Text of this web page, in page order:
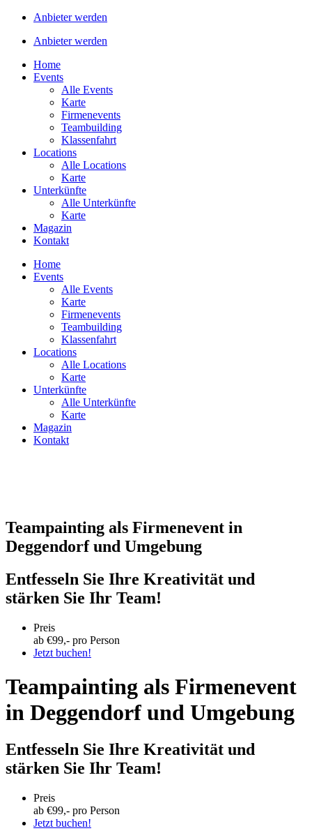
Anbieter werden
Anbieter werden
Home
Events
Alle Events
Karte
Firmenevents
Teambuilding
Klassenfahrt
Locations
Alle Locations
Karte
Unterkünfte
Alle Unterkünfte
Karte
Magazin
Kontakt
Home
Events
Alle Events
Karte
Firmenevents
Teambuilding
Klassenfahrt
Locations
Alle Locations
Karte
Unterkünfte
Alle Unterkünfte
Karte
Magazin
Kontakt
Teampainting als Firmenevent in
Deggendorf und Umgebung
Entfesseln Sie Ihre Kreativität und
stärken Sie Ihr Team!
Preis
ab €99,- pro Person
Jetzt buchen!
Teampainting als Firmenevent
in Deggendorf und Umgebung
Entfesseln Sie Ihre Kreativität und
stärken Sie Ihr Team!
Preis
ab €99,- pro Person
Jetzt buchen!